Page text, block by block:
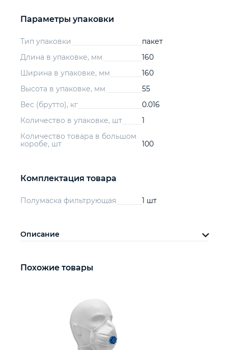
Параметры упаковки
Тип упаковки
пакет
Длина в упаковке, мм
160
Ширина в упаковке, мм
160
Высота в упаковке, мм
55
Вес (брутто), кг
0.016
Количество в упаковке, шт
1
Количество товара в большом
коробе, шт
100
Комплектация товара
Полумаска фильтрующая 1 шт
Описание
Похожие товары